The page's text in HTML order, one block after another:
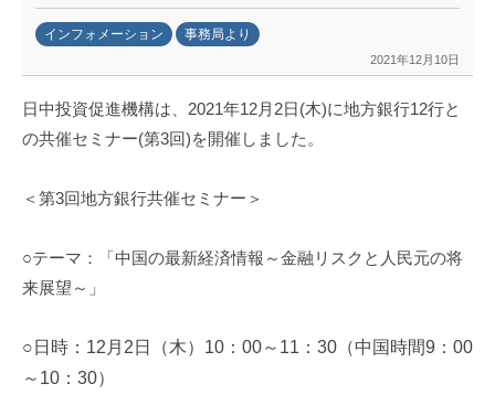
資
促
進
機
構
インフォメーション 事務局より
2021年12月10日
k
a
a
日中投資促進機構は、2021年12月2日(木)に地方銀行12行と
の共催セミナー(第3回)を開催しました。
＜第3回地方銀行共催セミナー＞
○テーマ：「中国の最新経済情報～金融リスクと人民元の将
来展望～」
○日時： 12 月 2 日（木） 10 ： 00～ 11 ： 30 （中国時間9 ： 00
～ 10 ： 30）
機
構